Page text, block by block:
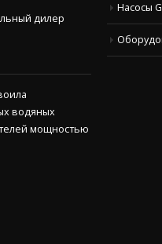
дилер
водяных
мощностью
Насосы